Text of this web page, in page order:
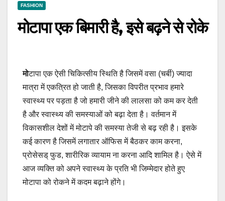
FASHION
मोटापा एक बिमारी है, इसे बढ़ने से रोके
मोटापा एक ऐसी चिकित्सीय स्थिति है जिसमें वसा (चर्बी) ज्यादा
मात्रा में एकत्रित हो जाती है, जिसका विपरीत प्रभाव हमारे
स्वास्थ्य पर पड़ता है जो हमारी जीने की लालसा को कम कर देती
है और स्वास्थ्य की समस्याओं को बढ़ा देता है। वर्तमान में
विकासशील देशों में मोटापे की समस्या तेजी से बढ़ रही है। इसके
कई कारण है जिसमें लगातार ऑफिस में बैठकर काम करना,
प्रोसेसड् फुड, शारीरिक व्यायाम ना करना आदि शामिल है। ऐसे में
आज व्यक्ति को अपने स्वास्थ्य के प्रति भी जिम्मेदार होते हुए
मोटापा को रोकने में कदम बढ़ाने होंगे।